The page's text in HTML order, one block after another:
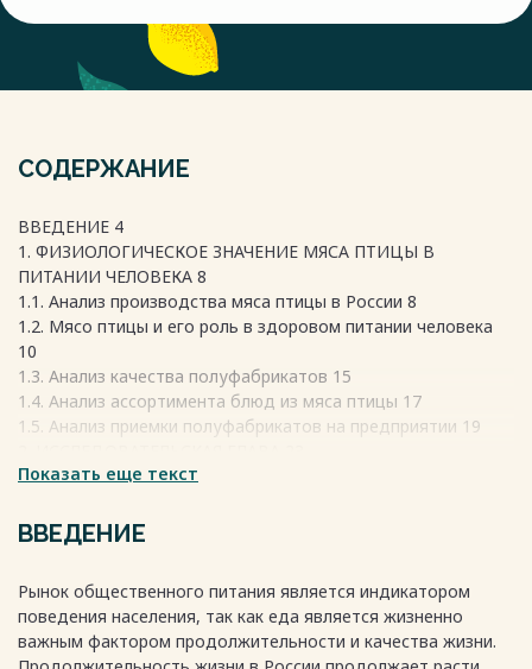
СОДЕРЖАНИЕ
ВВЕДЕНИЕ 4
1. ФИЗИОЛОГИЧЕСКОЕ ЗНАЧЕНИЕ МЯСА ПТИЦЫ В
ПИТАНИИ ЧЕЛОВЕКА 8
1.1. Анализ производства мяса птицы в России 8
1.2. Мясо птицы и его роль в здоровом питании человека
10
1.3. Анализ качества полуфабрикатов 15
1.4. Анализ ассортимента блюд из мяса птицы 17
1.5. Анализ приемки полуфабрикатов на предприятии 19
2.1. Исследование производственной программы
2.1.1.Составление расчетного меню 25
2.1.2. Исследование производственных мощностей
2.2. Исследование технологии приготовления мясных блюд
61
2.2.1.Исследование блюда «Мясо по-французски из
Показать еще текст
ВВЕДЕНИЕ
Рынок общественного питания является индикатором
поведения населения, так как еда является жизненно
важным фактором продолжительности и качества жизни.